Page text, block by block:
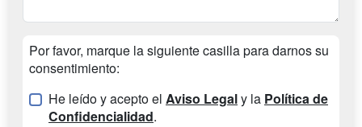
Por favor, marque la siguiente casilla para darnos su
consentimiento:
He leído y acepto el Aviso Legaly la Política de
Confidencialidad.